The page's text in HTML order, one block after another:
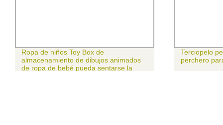
Ropa de niños Toy Box de
almacenamiento de dibujos animados
de ropa de bebé pueda sentarse la
Terciopelo
perchero